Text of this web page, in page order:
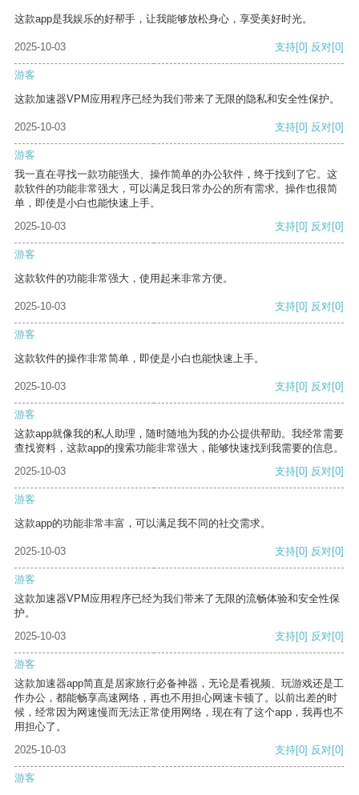
这款app是我娱乐的好帮手，让我能够放松身心，享受美好时光。
2025-10-03 支持[0] 反对[0]
游客
这款加速器VPM应用程序已经为我们带来了无限的隐私和安全性保护。
2025-10-03 支持[0] 反对[0]
游客
我一直在寻找一款功能强大、操作简单的办公软件，终于找到了它。这
款软件的功能非常强大，可以满足我日常办公的所有需求。操作也很简
单，即使是小白也能快速上手。
2025-10-03
支持[0] 反对[0]
游客
这款软件的功能非常强大，使用起来非常方便。
2025-10-03 支持[0] 反对[0]
游客
这款软件的操作非常简单，即使是小白也能快速上手。
2025-10-03 支持[0] 反对[0]
游客
这款app就像我的私人助理，随时随地为我的办公提供帮助。我经常需要
查找资料，这款app的搜索功能非常强大，能够快速找到我需要的信息。
2025-10-03
支持[0] 反对[0]
游客
这款app的功能非常丰富，可以满足我不同的社交需求。
2025-10-03 支持[0] 反对[0]
游客
这款加速器VPM应用程序已经为我们带来了无限的流畅体验和安全性保
护。
2025-10-03
支持[0] 反对[0]
游客
这款加速器app简直是居家旅行必备神器，无论是看视频、玩游戏还是工
作办公，都能畅享高速网络，再也不用担心网速卡顿了。以前出差的时
候，经常因为网速慢而无法正常使用网络，现在有了这个app，我再也不
用担心了。
2025-10-03
支持[0] 反对[0]
游客